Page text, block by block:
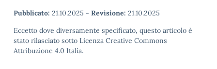
Pubblicato: 21.10.2025 - Revisione: 21.10.2025
Eccetto dove diversamente specificato, questo articolo è
stato rilasciato sotto Licenza Creative Commons
Attribuzione 4.0 Italia.